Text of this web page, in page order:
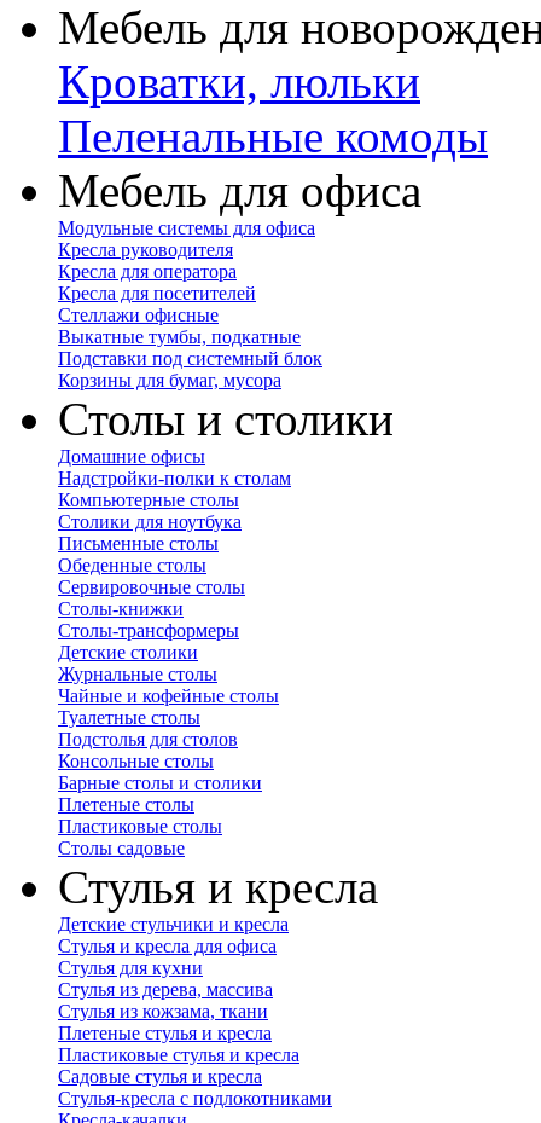
Мебель для
Кроватки, люльки
Пеленальные комоды
Мебель для офиса
Модульные системы для офиса
Кресла руководителя
Кресла для оператора
Кресла для посетителей
Стеллажи офисные
Выкатные тумбы, подкатные
Подставки под системный блок
Корзины для бумаг, мусора
Столы и столики
Домашние офисы
Надстройки-полки к столам
Компьютерные столы
Столики для ноутбука
Письменные столы
Обеденные столы
Сервировочные столы
Столы-книжки
Столы-трансформеры
Детские столики
Журнальные столы
Чайные и кофейные столы
Туалетные столы
Подстолья для столов
Консольные столы
Барные столы и столики
Плетеные столы
Пластиковые столы
Столы садовые
Стулья и кресла
Детские стульчики и кресла
Стулья и кресла для офиса
Стулья для кухни
Стулья из дерева, массива
Стулья из кожзама, ткани
Плетеные стулья и кресла
Пластиковые стулья и кресла
Садовые стулья и кресла
Стулья-кресла с подлокотниками